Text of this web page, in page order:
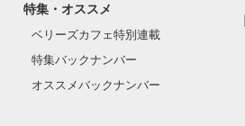
特集・オススメ
ベリーズカフェ特別連載
特集バックナンバー
オススメバックナンバー